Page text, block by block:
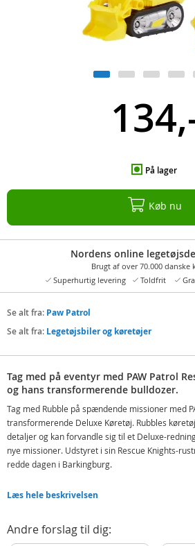
På lager
Køb nu
Nordens online
Brugt af over 70.000 danske
Superhurtig levering
Toldfrit
Se alt fra: Paw Patrol
Se alt fra: Legetøjsbiler og køretøjer
Tag med på eventyr med PAW Patrol
og hans transformerende bulldozer.
Tag med Rubble på spændende missioner med
transformerende Deluxe Køretøj. Rubbles
detaljer og kan forvandle sig til et Deluxe-
nye missioner. Udstyret i sin Rescue Knights-
redde dagen i Barkingburg.
undsætning. Tryk spoileren ned og en
ligesom dem fra det populære Tv-program. Gør
Læs hele beskrivelsen
Andre forslag til dig: